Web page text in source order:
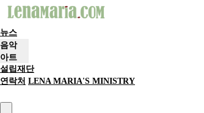
뉴스
음악
아트
설립재단
연락처 LENA MARIA'S MINISTRY